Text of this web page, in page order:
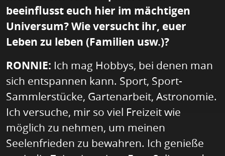
beeinflusst euch hier im mächtigen
Universum? Wie versucht ihr, euer
Leben zu leben (Familien usw.)?
RONNIE: Ich mag Hobbys, bei denen man
sich entspannen kann. Sport, Sport-
Sammlerstücke, Gartenarbeit, Astronomie.
Ich versuche, mir so viel Freizeit wie
möglich zu nehmen, um meinen
Seelenfrieden zu bewahren. Ich genieße